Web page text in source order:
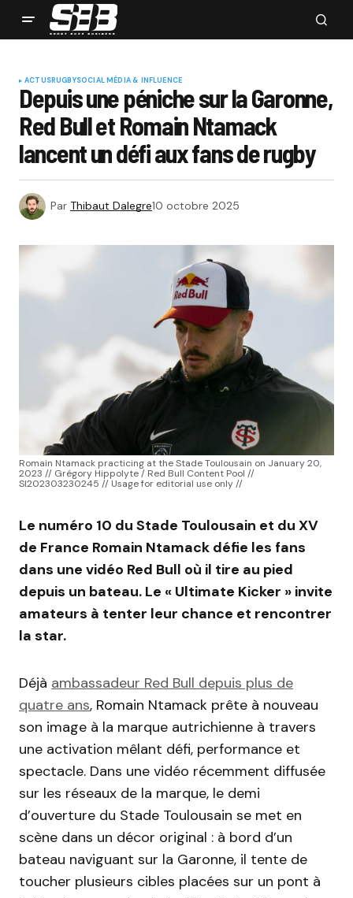
ACTUSRUGBYSOCIAL MÉDIA & INFLUENCE
Depuis une péniche sur la Garonne,
Red Bull et Romain Ntamack
lancent un défi aux fans de rugby
Par Thibaut Dalegre10 octobre 2025
Romain Ntamack practicing at the Stade Toulousain on January 20,
2023 // Grégory Hippolyte / Red Bull Content Pool //
SI202303230245 // Usage for editorial use only //
Le numéro 10 du Stade Toulousain et du XV
de France Romain Ntamack défie les fans
dans une vidéo Red Bull où il tire au pied
depuis un bateau. Le « Ultimate Kicker » invite
amateurs à tenter leur chance et rencontrer
la star.
Déjà ambassadeur Red Bull depuis plus de
quatre ans, Romain Ntamack prête à nouveau
son image à la marque autrichienne à travers
une activation mêlant défi, performance et
spectacle. Dans une vidéo récemment diffusée
sur les réseaux de la marque, le demi
d’ouverture du Stade Toulousain se met en
scène dans un décor original : à bord d’un
bateau naviguant sur la Garonne, il tente de
toucher plusieurs cibles placées sur un pont à